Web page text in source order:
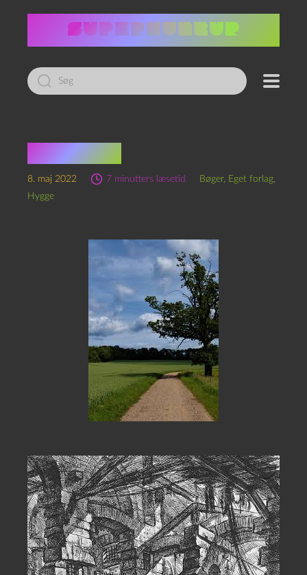
Led
efter:
Ind i udad
8. maj 2022 7 minutters læsetid Bøger, Eget forlag,
Hygge